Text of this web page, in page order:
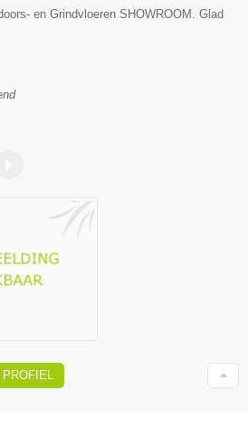
en Grindvloeren SHOWROOM. Glad